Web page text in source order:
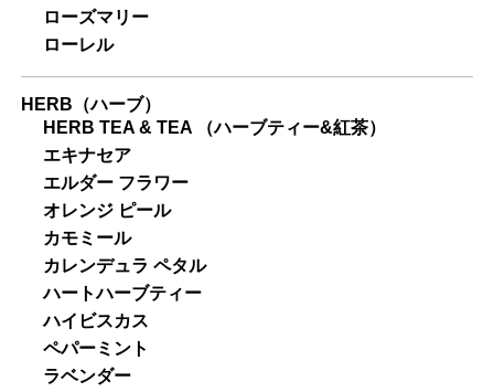
ローズマリー
ローレル
HERB（ハーブ）
HERB TEA & TEA （ハーブティー&紅茶）
エキナセア
エルダー フラワー
オレンジ ピール
カモミール
カレンデュラ ペタル
ハートハーブティー
ハイビスカス
ペパーミント
ラベンダー